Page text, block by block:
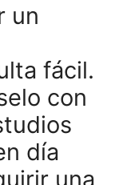
un
fácil.
con
día
una